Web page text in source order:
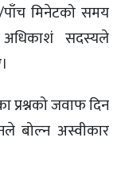
पाँच मिनेटको समय
अधिकाशं सदस्यले
जवाफ दिन
बोल्न अस्वीकार